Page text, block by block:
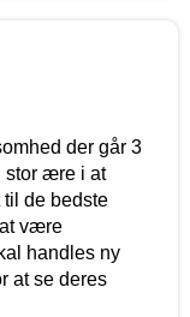
der går 3
stor ære i at
de bedste
være
handles ny
at se deres